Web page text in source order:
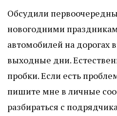
Обсудили
новогодними
автомобилей на дорогах
выходные дни.
пробки. Если есть
пишите мне в личные
разбираться с